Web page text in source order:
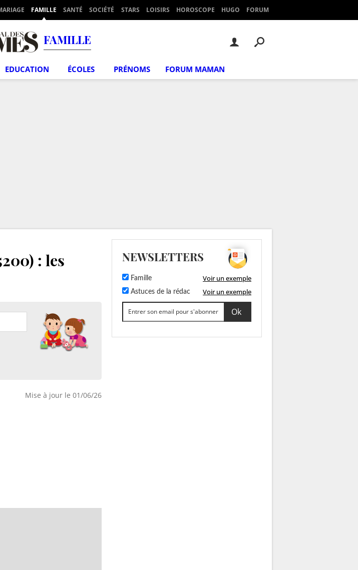
FAMILLE SANTÉ SOCIÉTÉ STARS LOISIRS HOROSCOPE HUGO FORUM
FAMILLE
EDUCATION ÉCOLES PRÉNOMS FORUM MAMAN
: les
Mise à jour le 01/06/26
NEWSLETTERS
Famille Voir un exemple
Astuces de la rédac Voir un exemple